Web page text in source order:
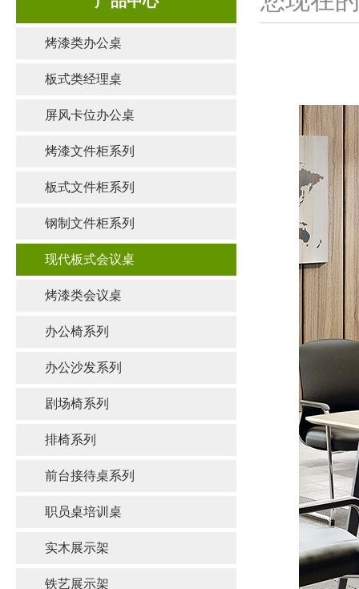
烤漆类办公桌
板式类经理桌
屏风卡位办公桌
烤漆文件柜系列
板式文件柜系列
钢制文件柜系列
现代板式会议桌
烤漆类会议桌
办公椅系列
办公沙发系列
剧场椅系列
排椅系列
前台接待桌系列
职员桌培训桌
实木展示架
铁艺展示架